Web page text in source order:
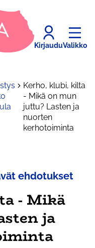
KirjauduValikko
Kerho, klubi, kilta
- Mikä on mun
juttu? Lasten ja
nuorten
kerhotoiminta
ehdotukset
- Mikä
ja